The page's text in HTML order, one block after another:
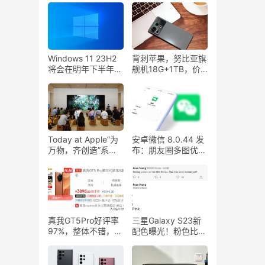
Windows 11 23H2
将会在明年下半年更
进！
背刺苹果，努比亚旗
舰机18G+1TB，价
iphone香？
Today at Apple“为
万物，齐创造”系列
安卓微信 8.0.44 发
布：朋友圈多图优化
真我GT5Pro好评率
97%，整体不错，但
评来源！
三星Galaxy S23新
配色曝光！粉色比暗